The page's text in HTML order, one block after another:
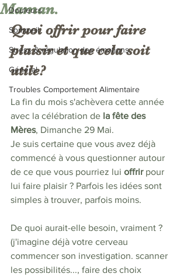
Douleurs
Sommeil
Stress & régulation des émotions
Général
Troubles Comportement Alimentaire
Maman.
Quoi offrir pour faire
plaisir et que cela soit
utile?
La fin du mois s'achèvera cette année
avec la célébration de la fête des
Mères, Dimanche 29 Mai.
Je suis certaine que vous avez déjà
commencé à vous questionner autour
de ce que vous pourriez lui offrir pour
lui faire plaisir ? Parfois les idées sont
simples à trouver, parfois moins.
De quoi aurait-elle besoin, vraiment ?
(j'imagine déjà votre cerveau
commencer son investigation. scanner
les possibilités..., faire des choix